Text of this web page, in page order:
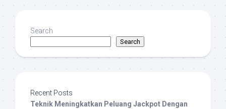
Search
Search
Recent Posts
Teknik Meningkatkan Peluang Jackpot Dengan